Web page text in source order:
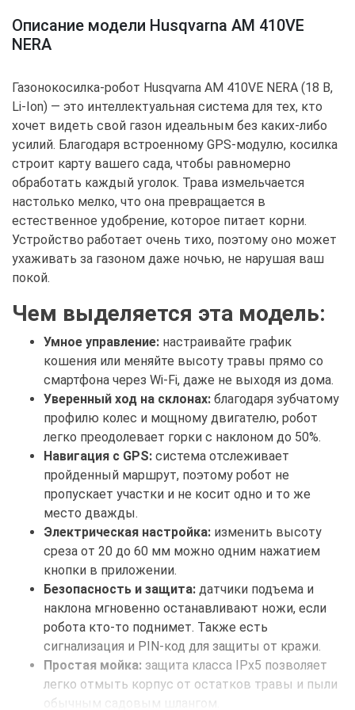
Описание модели Husqvarna AM 410VE
NERA
Газонокосилка-робот Husqvarna AM 410VE NERA (18 В,
Li-Ion) — это интеллектуальная система для тех, кто
хочет видеть свой газон идеальным без каких-либо
усилий. Благодаря встроенному GPS-модулю, косилка
строит карту вашего сада, чтобы равномерно
обработать каждый уголок. Трава измельчается
настолько мелко, что она превращается в
естественное удобрение, которое питает корни.
Устройство работает очень тихо, поэтому оно может
ухаживать за газоном даже ночью, не нарушая ваш
покой.
Чем выделяется эта модель:
Умное управление: настраивайте график
кошения или меняйте высоту травы прямо со
смартфона через Wi-Fi, даже не выходя из дома.
Уверенный ход на склонах: благодаря зубчатому
профилю колес и мощному двигателю, робот
легко преодолевает горки с наклоном до 50%.
Навигация с GPS: система отслеживает
пройденный маршрут, поэтому робот не
пропускает участки и не косит одно и то же
место дважды.
Электрическая настройка: изменить высоту
среза от 20 до 60 мм можно одним нажатием
кнопки в приложении.
Безопасность и защита: датчики подъема и
наклона мгновенно останавливают ножи, если
робота кто-то поднимет. Также есть
сигнализация и PIN-код для защиты от кражи.
Простая мойка: защита класса IPx5 позволяет
легко отмыть корпус от остатков травы и пыли
обычным садовым шлангом.